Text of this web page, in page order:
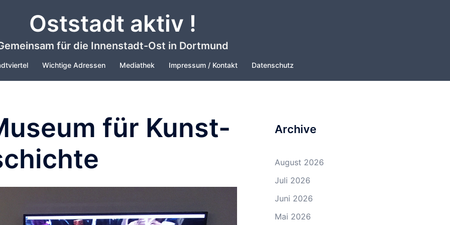
Oststadt aktiv !
für die Innenstadt-Ost in Dortmund
Wichtige Adressen Mediathek Impressum / Kontakt Datenschutz
für Kunst-
Archive
August 2026
Juli 2026
Juni 2026
Mai 2026